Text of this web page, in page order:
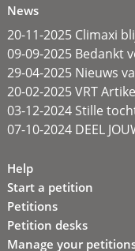
News
20-11-2025 Climaxi
09-09-2025 Bedankt
29-04-2025 Nieuws
20-02-2025 VRT
03-12-2024 Stille
07-10-2024 DEEL
Help
Start a petition
Petitions
Petition desks
Manage your